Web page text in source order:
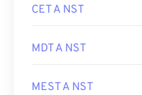
CET A NST
MDT A NST
MEST A NST